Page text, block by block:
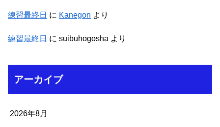
練習最終日 に Kanegon より
練習最終日 に suibuhogosha より
アーカイブ
2026年8月